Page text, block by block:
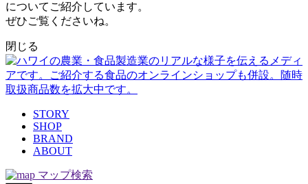
についてご紹介しています。
ぜひご覧くださいね。
閉じる
STORY
SHOP
BRAND
ABOUT
マップ検索